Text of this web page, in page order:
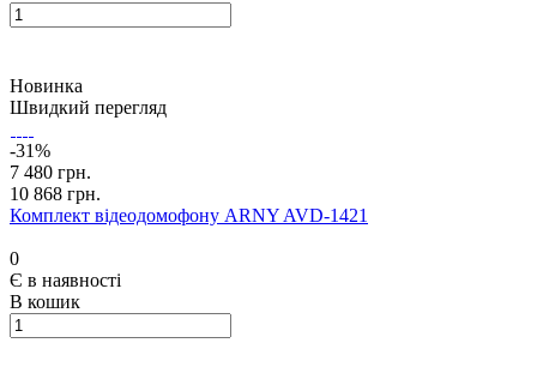
Новинка
Швидкий перегляд
-31%
7 480 грн.
10 868 грн.
Комплект відеодомофону ARNY AVD-1421
0
Є в наявності
В кошик